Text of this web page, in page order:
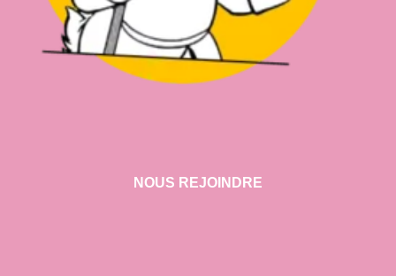
NOUS REJOINDRE